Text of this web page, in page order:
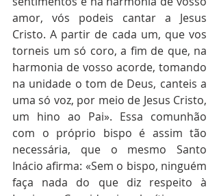
amor, vós podeis cantar a Jesus
Cristo. A partir de cada um, que vos
torneis um só coro, a fim de que, na
harmonia de vosso acorde, tomando
na unidade o tom de Deus, canteis a
uma só voz, por meio de Jesus Cristo,
um hino ao Pai». Essa comunhão
com o próprio bispo é assim tão
necessária, que o mesmo Santo
Inácio afirma: «Sem o bispo, ninguém
faça nada do que diz respeito à